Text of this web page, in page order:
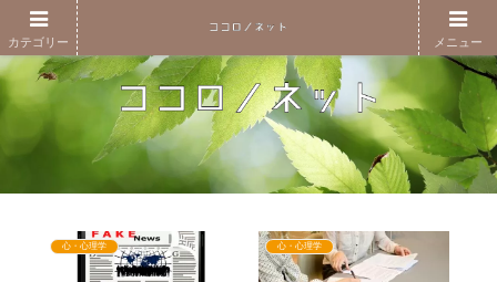
心・心理学 心・心理学
カテゴリー メニュー